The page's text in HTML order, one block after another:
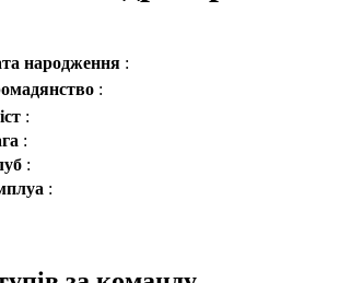
народження :
:
:
:
:
: